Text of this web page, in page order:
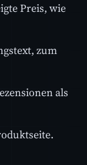
Preis, wie
zum
als